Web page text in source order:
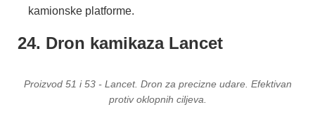
kamionske platforme.
24. Dron kamikaza Lancet
Proizvod 51 i 53 - Lancet. Dron za precizne udare. Efektivan
protiv oklopnih ciljeva.